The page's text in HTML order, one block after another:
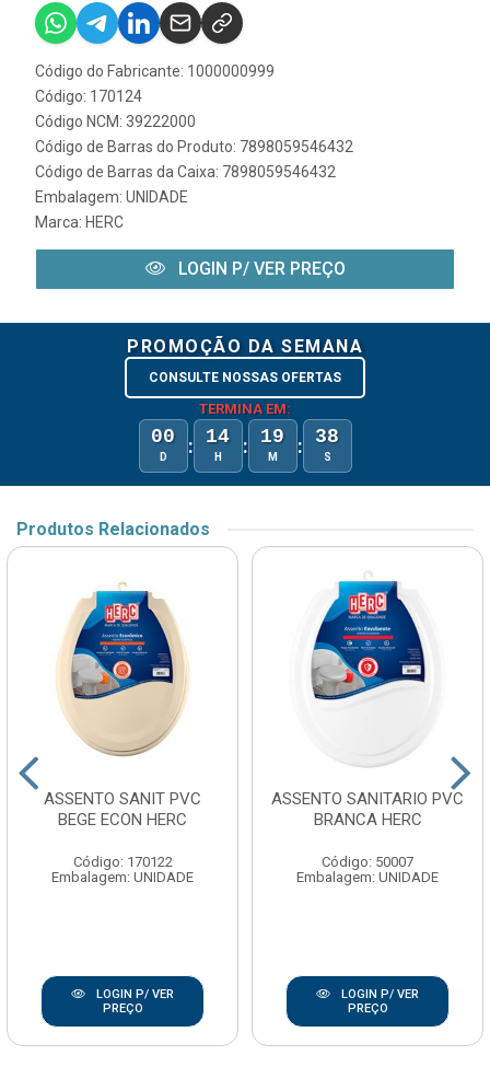
Código do Fabricante: 1000000999
Código: 170124
Código NCM: 39222000
Código de Barras do Produto: 7898059546432
Código de Barras da Caixa: 7898059546432
Embalagem: UNIDADE
Marca: HERC
LOGIN P/ VER PREÇO
PROMOÇÃO DA SEMANA
CONSULTE NOSSAS OFERTAS
TERMINA EM:
00
D : 14
H : 19
M : 38
S
Produtos Relacionados
ASSENTO SANIT PVC
BEGE ECON HERC
Código: 170122
Embalagem: UNIDADE
LOGIN P/ VER
PREÇO
ASSENTO SANITARIO PVC
BRANCA HERC
Código: 50007
Embalagem: UNIDADE
LOGIN P/ VER
PREÇO